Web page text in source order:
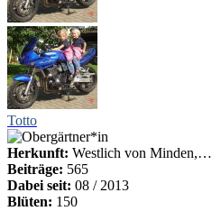
Totto
Herkunft: Westlich von Minden,…
Beiträge: 565
Dabei seit: 08 / 2013
Blüten: 150